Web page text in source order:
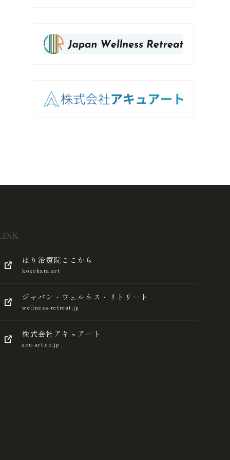
はり治療院ここから
kokokara.art
ジャパン・ウェルネス・リトリート
wellness-retreat.jp
株式会社アキュアート
acu-art.co.jp